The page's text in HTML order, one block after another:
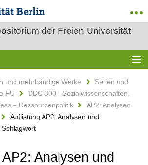
der Freien Universität
und mehrbändige Werke
Serien und
FU
DDC 300 - Sozialwissenschaften,
– Ressourcenpolitik
AP2: Analysen
Auflistung AP2: Analysen und
Schlagwort
Analysen und